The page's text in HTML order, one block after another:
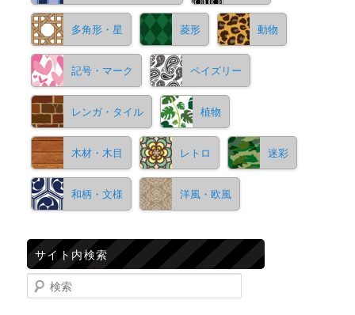
多角形・星 菱形 動物
記号・マーク ペイズリー
レンガ・タイル 植物
木材・木目 レトロ 迷彩
和柄・文様 洋風・欧風
サイト内検索
検索